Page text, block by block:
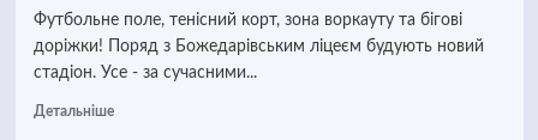
Футбольне поле, тенісний корт, зона воркауту та бігові
доріжки! Поряд з Божедарівським ліцеєм будують новий
стадіон. Усе - за сучасними...
Детальніше